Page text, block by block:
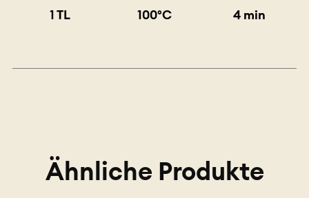
1 TL 100°C 4 min
Ähnliche Produkte